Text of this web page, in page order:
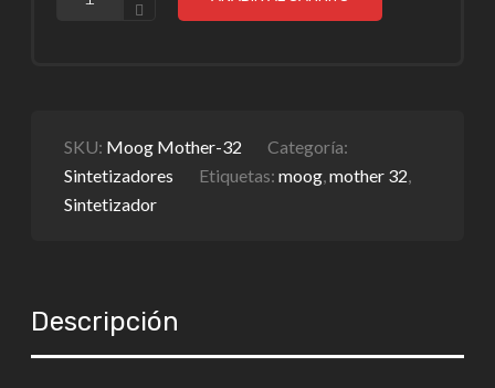
SKU: Moog Mother-32
Categoría:
Sintetizadores
Etiquetas:moog,mother 32,
Sintetizador
Descripción